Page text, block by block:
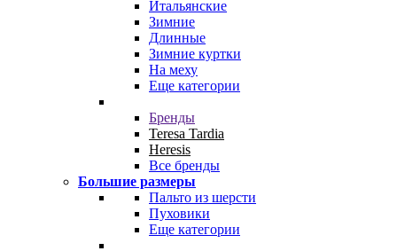
Итальянские
Зимние
Длинные
Зимние куртки
На меху
Еще категории
Бренды
Teresa Tardia
Heresis
Все бренды
Большие размеры
Пальто из шерсти
Пуховики
Еще категории